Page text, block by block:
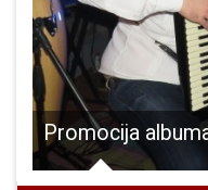
Promocija